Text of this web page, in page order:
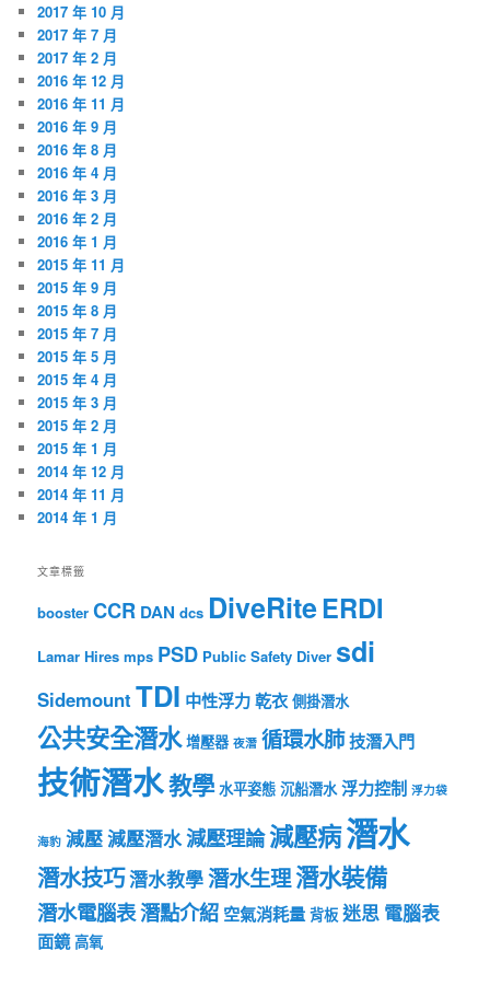
2017 年 10 月
2017 年 7 月
2017 年 2 月
2016 年 12 月
2016 年 11 月
2016 年 9 月
2016 年 8 月
2016 年 4 月
2016 年 3 月
2016 年 2 月
2016 年 1 月
2015 年 11 月
2015 年 9 月
2015 年 8 月
2015 年 7 月
2015 年 5 月
2015 年 4 月
2015 年 3 月
2015 年 2 月
2015 年 1 月
2014 年 12 月
2014 年 11 月
2014 年 1 月
文章標籤
booster CCR DAN dcs DiveRiteERDI
Lamar Hires mps PSD Public Safety Diver sdi
Sidemount TDI 中性浮力乾衣 側掛潛水
公共安全潛水 增壓器 夜潛 循環水肺技潛入門
技術潛水教學 水平姿態 沉船潛水 浮力控制 浮力袋
海豹 減壓減壓潛水減壓理論減壓病潛水
潛水技巧潛水教學潛水生理潛水裝備
潛水電腦表潛點介紹 空氣消耗量 背板 迷思 電腦表
面鏡 高氧